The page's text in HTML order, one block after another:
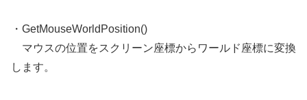
・GetMouseWorldPosition()
マウスの位置をスクリーン座標からワールド座標に変換
します。